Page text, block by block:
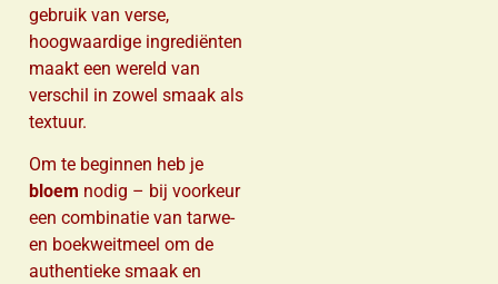
gebruik van verse,
hoogwaardige ingrediënten
maakt een wereld van
verschil in zowel smaak als
textuur.
Om te beginnen heb je
bloem nodig – bij voorkeur
een combinatie van tarwe-
en boekweitmeel om de
authentieke smaak en